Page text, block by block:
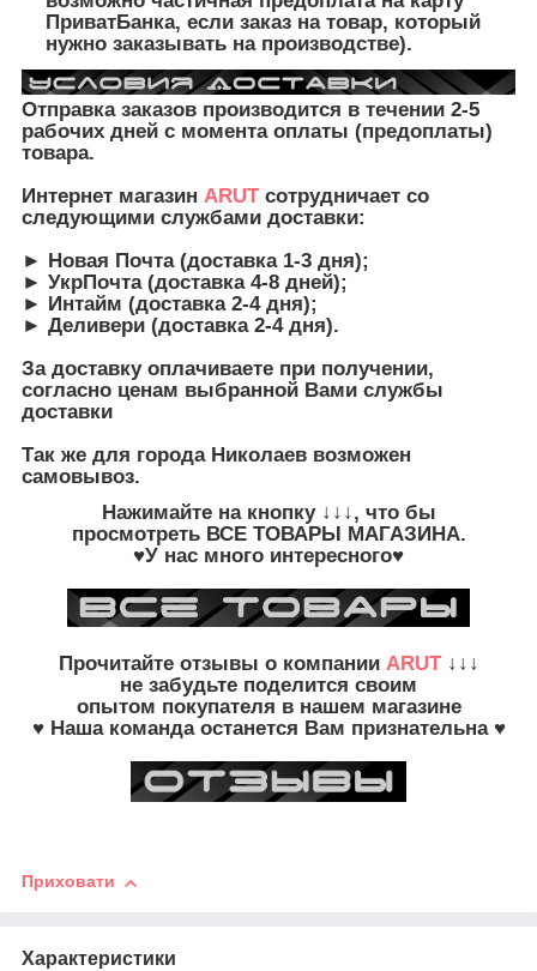
ПриватБанка, если заказ на товар, который
нужно заказывать на производстве).
Отправка заказов производится в течении 2-5
рабочих дней с момента оплаты (предоплаты)
товара.
Интернет магазин ARUTсотрудничает со
следующими службами доставки:
► Новая Почта (доставка 1-3 дня);
► УкрПочта (доставка 4-8 дней);
► Интайм (доставка 2-4 дня);
► Деливери (доставка 2-4 дня).
За доставку оплачиваете при получении,
согласно ценам выбранной Вами службы
доставки
Так же для города Николаев возможен
самовывоз.
Нажимайте на кнопку↓↓↓, что бы
просмотреть ВСЕ ТОВАРЫ МАГАЗИНА.
♥У нас много интересного♥
Прочитайте отзывы о компании ARUT↓↓↓
не забудьте поделится своим
опытом покупателя в нашем магазине
♥ Наша команда останется Вам признательна ♥
Приховати
Характеристики